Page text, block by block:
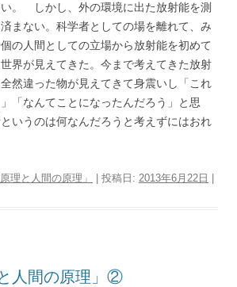
。 しかし、外の環境に出た放射能を測
まない。科学者としての場を離れて、み
の人間としての立場から放射能を初めて
界が見えてきた。今まで考えてきた放射
然違った物が見えてきて身震いし「これ
「なんてことになったんだろう」と思
いうのは何なんだろうと考えずにはおれ
理と人間の原理」 | 投稿日: 2013年6月22日
人間の原理」②